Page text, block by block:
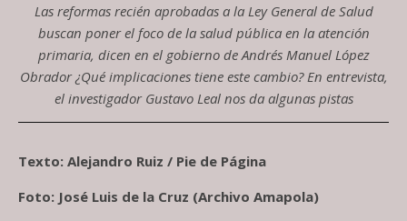
Las reformas recién aprobadas a la Ley General de Salud
buscan poner el foco de la salud pública en la atención
primaria, dicen en el gobierno de Andrés Manuel López
Obrador ¿Qué implicaciones tiene este cambio? En entrevista,
el investigador Gustavo Leal nos da algunas pistas
Texto: Alejandro Ruiz / Pie de Página
Foto: José Luis de la Cruz (Archivo Amapola)